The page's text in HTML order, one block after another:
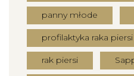
panny młode
profilaktyka raka piersi
rak piersi